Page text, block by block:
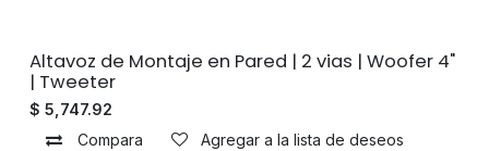
Sin existencias
Altavoz de Montaje en Pared | 2 vias | Woofer 4"
| Tweeter
$ 5,747.92
Compara
Agregar a la lista de deseos